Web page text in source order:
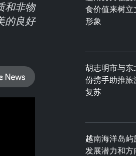
和非物
的良好
食价值来树立
形象
胡志明市与东
份携手助推旅
复苏
越南海洋岛屿
发展潜力和方